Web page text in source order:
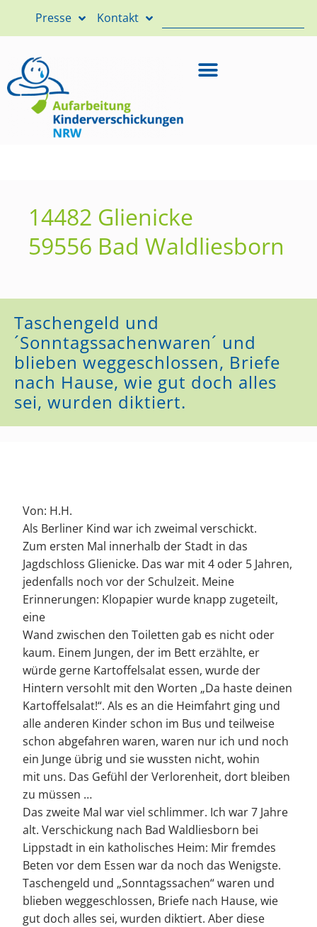
Presse Kontakt
14482 Glienicke
59556 Bad Waldliesborn
Taschengeld und
´Sonntagssachenwaren´ und
blieben weggeschlossen, Briefe
nach Hause, wie gut doch alles
sei, wurden diktiert.
Von: H.H.
Als Berliner Kind war ich zweimal verschickt.
Zum ersten Mal innerhalb der Stadt in das
Jagdschloss Glienicke. Das war mit 4 oder 5 Jahren,
jedenfalls noch vor der Schulzeit. Meine
Erinnerungen: Klopapier wurde knapp zugeteilt,
eine
Wand zwischen den Toiletten gab es nicht oder
kaum. Einem Jungen, der im Bett erzählte, er
würde gerne Kartoffelsalat essen, wurde der
Hintern versohlt mit den Worten „Da haste deinen
Kartoffelsalat!“. Als es an die Heimfahrt ging und
alle anderen Kinder schon im Bus und teilweise
schon abgefahren waren, waren nur ich und noch
ein Junge übrig und sie wussten nicht, wohin
mit uns. Das Gefühl der Verlorenheit, dort bleiben
zu müssen …
Das zweite Mal war viel schlimmer. Ich war 7 Jahre
alt. Verschickung nach Bad Waldliesborn bei
Lippstadt in ein katholisches Heim: Mir fremdes
Beten vor dem Essen war da noch das Wenigste.
Taschengeld und „Sonntagssachen“ waren und
blieben weggeschlossen, Briefe nach Hause, wie
gut doch alles sei, wurden diktiert. Aber diese